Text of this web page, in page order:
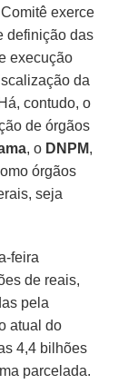
exerce
definição das
execução
da
contudo, o
de órgãos
, o DNPM,
órgãos
seja
feira
de reais,
pela
atual do
4,4 bilhões
parcelada.